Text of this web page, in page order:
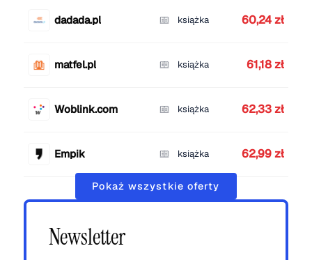
dadada.pl książka 60,24 zł
matfel.pl książka 61,18 zł
Woblink.com książka 62,33 zł
Empik książka 62,99 zł
Pokaż wszystkie oferty
Newsletter